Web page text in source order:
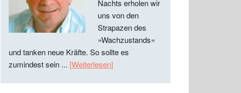
Nachts erholen wir
uns von den
Strapazen des
»Wachzustands«
und tanken neue Kräfte. So sollte es
zumindest sein ... [Weiterlesen]